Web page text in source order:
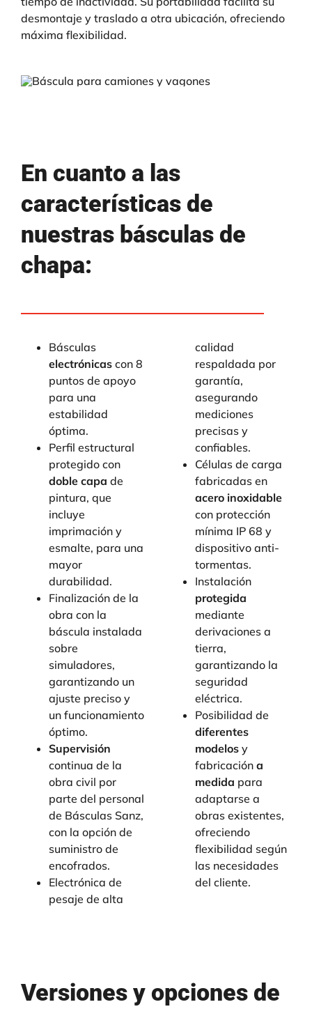
desmontaje y traslado a otra ubicación, ofreciendo
máxima flexibilidad.
En cuanto a las
características de
nuestras básculas de
chapa:
Básculas
electrónicascon 8
puntos de apoyo
para una
estabilidad
óptima.
Perfil estructural
protegido con
doble capa de
pintura, que
incluye
imprimación y
esmalte, para una
mayor
durabilidad.
Finalización de la
obra con la
báscula instalada
sobre
simuladores,
garantizando un
ajuste preciso y
un funcionamiento
óptimo.
Supervisión
continua de la
obra civil por
parte del personal
de Básculas Sanz,
con la opción de
suministro de
encofrados.
Electrónica de
pesaje de alta
calidad
respaldada por
garantía,
asegurando
mediciones
precisas y
confiables.
Células de carga
fabricadas en
acero inoxidable
con protección
mínima IP 68 y
dispositivo anti-
tormentas.
Instalación
protegida
mediante
derivaciones a
tierra,
garantizando la
seguridad
eléctrica.
Posibilidad de
diferentes
modelos y
fabricación a
medida para
adaptarse a
obras existentes,
ofreciendo
flexibilidad según
las necesidades
del cliente.
Versiones y opciones de